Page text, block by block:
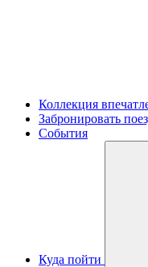
Коллекция
Забронировать
События
Куда пойти